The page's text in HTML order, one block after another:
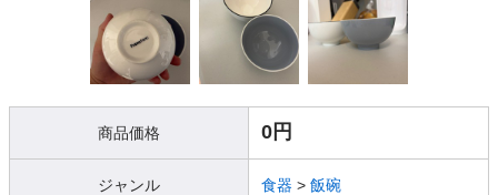
商品価格 0円
ジャンル 食器 > 飯碗